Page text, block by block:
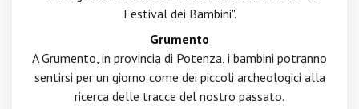
Festival dei Bambini".
Grumento
A Grumento, in provincia di Potenza, i bambini potranno
sentirsi per un giorno come dei piccoli archeologici alla
ricerca delle tracce del nostro passato.